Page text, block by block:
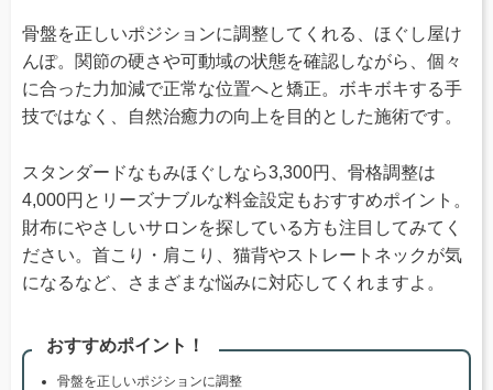
骨盤を正しいポジションに調整してくれる、ほぐし屋け
んぽ。関節の硬さや可動域の状態を確認しながら、個々
に合った力加減で正常な位置へと矯正。ボキボキする手
技ではなく、自然治癒力の向上を目的とした施術です。
スタンダードなもみほぐしなら3,300円、骨格調整は
4,000円とリーズナブルな料金設定もおすすめポイント。
財布にやさしいサロンを探している方も注目してみてく
ださい。首こり・肩こり、猫背やストレートネックが気
になるなど、さまざまな悩みに対応してくれますよ。
おすすめポイント！
骨盤を正しいポジションに調整